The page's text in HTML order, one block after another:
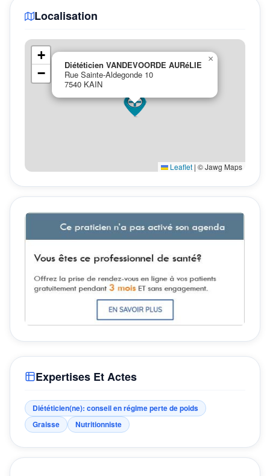
Expertises Et Actes
Diététicien(ne): conseil en régime perte de poids
Graisse
Nutritionniste
Localisation
Diététicien VANDEVOORDE AURéLIE
Rue Sainte-Aldegonde 10
7540 KAIN
×
+
−
Leaflet | © Jawg Maps